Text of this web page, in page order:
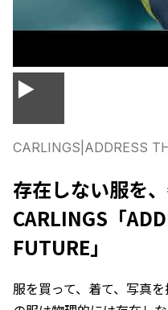
▶
CARLINGS ADDRESS
存在しない服を
CARLINGS「
FUTURE」
服を買って、着て、写真